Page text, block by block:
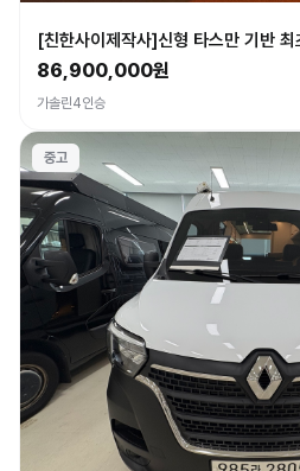
[친한사이제작사]신형 타스만 기반 최
86,900,000원
가솔린4인승
중고